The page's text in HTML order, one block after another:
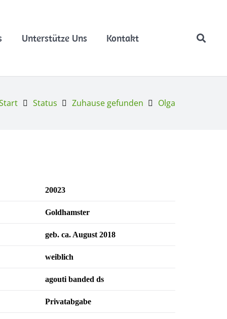
Unterstütze Uns Kontakt
Status Zuhause gefunden Olga
20023
Goldhamster
geb. ca. August 2018
weiblich
agouti banded ds
Privatabgabe